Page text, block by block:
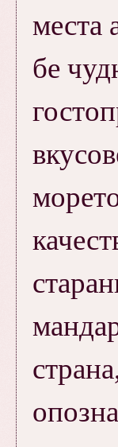
места
бе